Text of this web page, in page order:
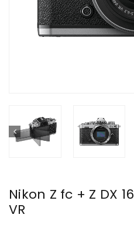
Nikon Z fc + Z DX
VR